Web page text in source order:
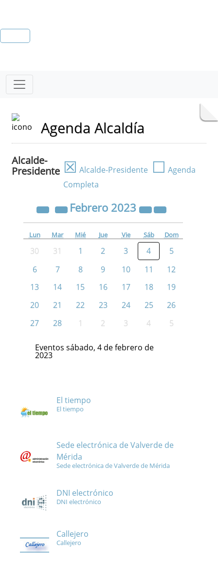
Agenda Alcaldía
Alcalde-
Presidente ☒ Alcalde-Presidente ☐ Agenda
Completa
Febrero 2023
Lun Mar Mié Jue Vie Sáb Dom
30 31 1 2 3 4
5
6
7 8 9 10 11
12
13
14 15 16 17 18
19
20
21 22 23 24 25
26
27
28 1 2 3 4 5
Eventos sábado, 4 de febrero de
2023
El tiempo
El tiempo
Sede electrónica de Valverde de
Mérida
Sede electrónica de Valverde de Mérida
DNI electrónico
DNI electrónico
Callejero
Callejero